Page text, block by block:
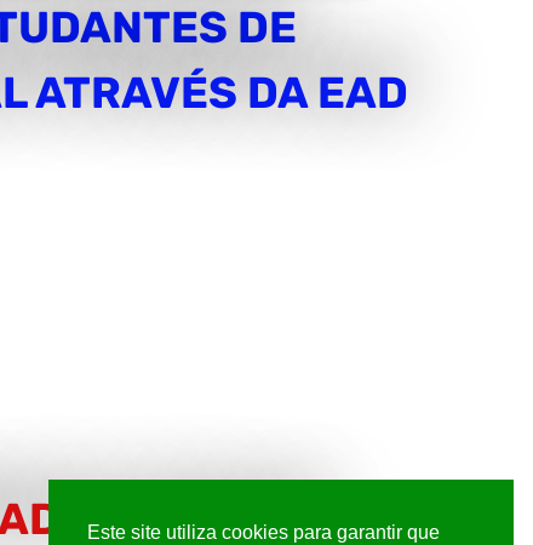
DE
ATRAVÉS DA EAD
NO BRASIL
Este site utiliza cookies para garantir que